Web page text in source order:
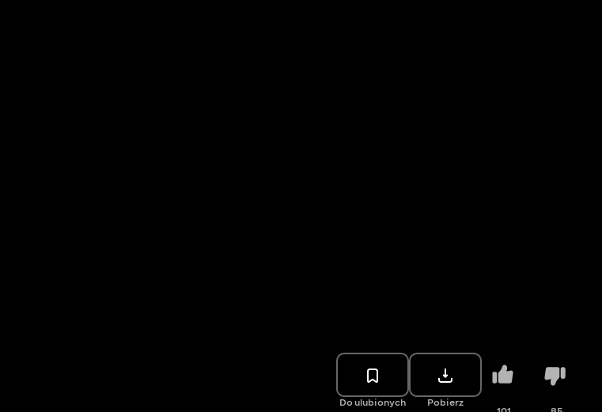
Do ulubionych Pobierz